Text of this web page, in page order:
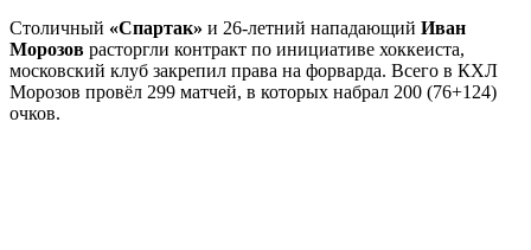
Столичный «Спартак» и 26-летний нападающий Иван
Морозов расторгли контракт по инициативе хоккеиста,
московский клуб закрепил права на форварда. Всего в КХЛ
Морозов провёл 299 матчей, в которых набрал 200 (76+124)
очков.